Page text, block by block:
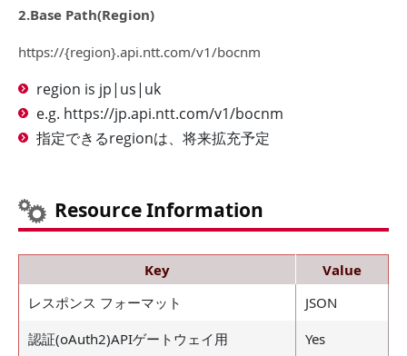
2.Base Path(Region)
https://{region}.api.ntt.com/v1/bocnm
region is jp|us|uk
e.g. https://jp.api.ntt.com/v1/bocnm
指定できるregionは、将来拡充予定
Resource Information
Key
Value
レスポンス フォーマット
JSON
認証(oAuth2)APIゲートウェイ用
Yes